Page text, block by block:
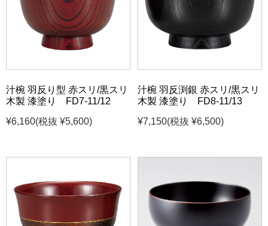
汁椀 羽反り型 赤スリ/黒スリ
木製 漆塗り FD7-11/12
¥6,160(税抜 ¥5,600)
汁椀 羽反渕銀 赤スリ/黒スリ
木製 漆塗り FD8-11/13
¥7,150(税抜 ¥6,500)